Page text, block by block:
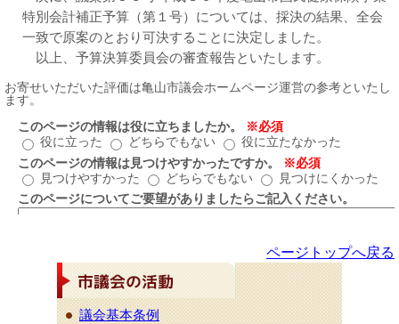
特別会計補正予算（第１号）については、採決の結果、全会
一致で原案のとおり可決することに決定しました。
以上、予算決算委員会の審査報告といたします。
ページトップへ戻る
議会基本条例